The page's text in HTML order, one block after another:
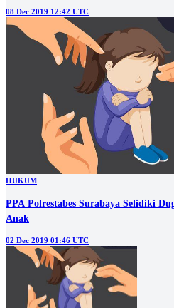
08 Dec 2019 12:42 UTC
HUKUM
PPA Polrestabes Surabaya Selidiki
Anak
02 Dec 2019 01:46 UTC